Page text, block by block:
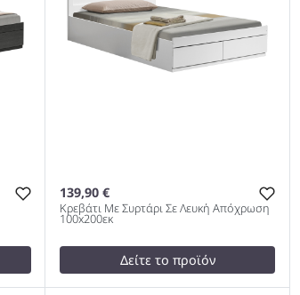
139,90 €
Κρεβάτι Με Συρτάρι Σε Λευκή Απόχρωση
100x200εκ
Δείτε το προϊόν
testFalse